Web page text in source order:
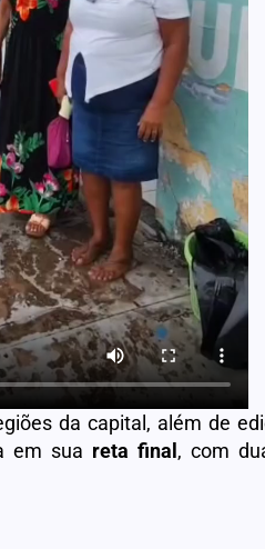
da capital, além de
em sua reta final , com